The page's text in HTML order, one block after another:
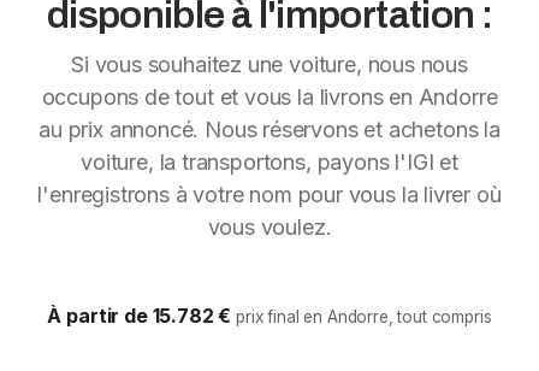
disponible à l'importation :
Si vous souhaitez une voiture, nous nous
occupons de tout et vous la livrons en Andorre
au prix annoncé. Nous réservons et achetons la
voiture, la transportons, payons l'IGI et
l'enregistrons à votre nom pour vous la livrer où
vous voulez.
À partir de 15.782 €prix final en Andorre, tout compris